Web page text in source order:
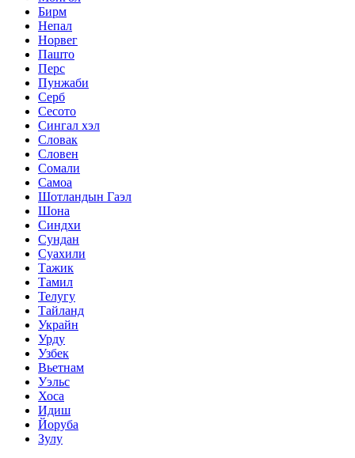
Бирм
Непал
Норвег
Пашто
Перс
Пунжаби
Серб
Сесото
Сингал хэл
Словак
Словен
Сомали
Самоа
Шотландын Гаэл
Шона
Синдхи
Сундан
Суахили
Тажик
Тамил
Телугу
Тайланд
Украйн
Урду
Узбек
Вьетнам
Уэльс
Хоса
Идиш
Йоруба
Зулу